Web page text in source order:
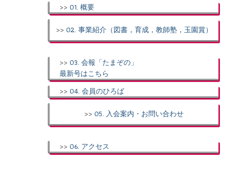
>> 01. 概要
>> 02. 事業紹介（図書，育成，教師塾，玉園賞）
>> 03. 会報「たまぞの」
最新号はこちら
>> 04. 会員のひろば
>> 05. 入会案内・お問い合わせ
>> 06. アクセス